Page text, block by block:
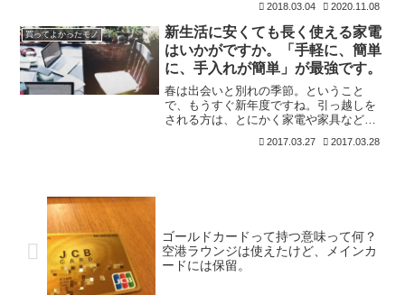
2018.03.04 2020.11.08
買ってよかったモノ
新生活に安くても長く使える家電
はいかがですか。「手軽に、簡単
に、手入れが簡単」が最強です。
春は出会いと別れの季節。ということ
で、もうすぐ新年度ですね。引っ越しを
される方は、とにかく家電や家具など新
だと思います。 電子レンジ 掃除機 炊飯
2017.03.27 2017.03.28
ゴールドカードって持つ意味って何？
空港ラウンジは使えたけど、メインカ
ードには保留。